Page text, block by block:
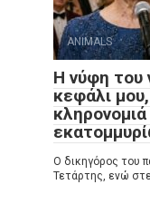
ANIMALS
Η νύφη του
κεφάλι
Ο δικηγόρος του
Τετάρτης, ενώ